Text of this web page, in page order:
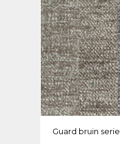
Guard bruin serie